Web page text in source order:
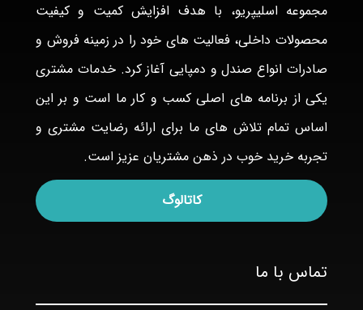
مجموعه اسلیپریو، با هدف افزایش کمیت و کیفیت
محصولات داخلی، فعالیت های خود را در زمینه فروش و
صادرات انواع صندل و دمپایی آغاز کرد. خدمات مشتری
یکی از برنامه های اصلی کسب و کار ما است و بر این
اساس تمام تلاش های ما برای ارائه رضایت مشتری و
تجربه خرید خوب در ذهن مشتریان عزیز است.
کاتالوگ
تماس با ما